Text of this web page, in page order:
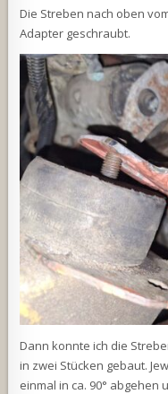
Die Streben nach oben
Adapter geschraubt.
Dann konnte ich die
in zwei Stücken gebaut.
einmal in ca. 90° abgehen